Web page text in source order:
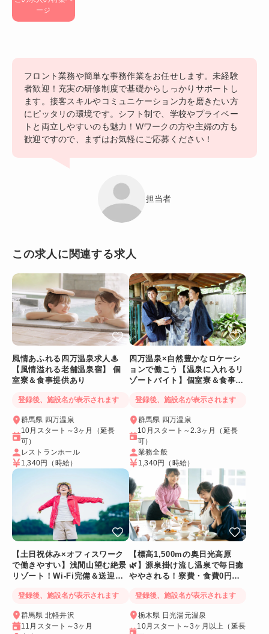
ージ
フロント業務や簡単な事務作業をお任せします。未経験
者歓迎！充実の研修制度で基礎からしっかりサポートし
ます。接客スキルやコミュニケーション力を磨きたい方
にピッタリの環境です。シフト制で、学校やプライベー
トと両立しやすいのも魅力！Wワークの方や主婦の方も
歓迎ですので、まずはお気軽にご応募ください！
担当者
この求人に関連する求人
風情あふれる四万温泉求人♨
【風情溢れる老舗温泉宿】 個
室寮＆食事提供あり
登録後、施設名が表示されます
群馬県 四万温泉
10月スタート～3ヶ月（延長
可）
レストランホール
1,340円
（時給）
四万温泉×自然豊かなロケーシ
ョンで働こう【温泉に入れるリ
ゾートバイト】個室寮＆食事提
登録後、施設名が表示されます
群馬県 四万温泉
10月スタート～2.3ヶ月（延長
可）
業務全般
1,340円
（時給）
【土日祝休み×オフィスワーク
で働きやすい】浅間山望む絶景
リゾート！Wi-Fi完備＆送迎バ
登録後、施設名が表示されます
群馬県 北軽井沢
11月スタート～3ヶ月
【標高1,500mの奥日光高原
🌿】源泉掛け流し温泉で毎日癒
ややされる！寮費・食費0円！
登録後、施設名が表示されます
栃木県 日光湯元温泉
10月スタート～3ヶ月以上（延長